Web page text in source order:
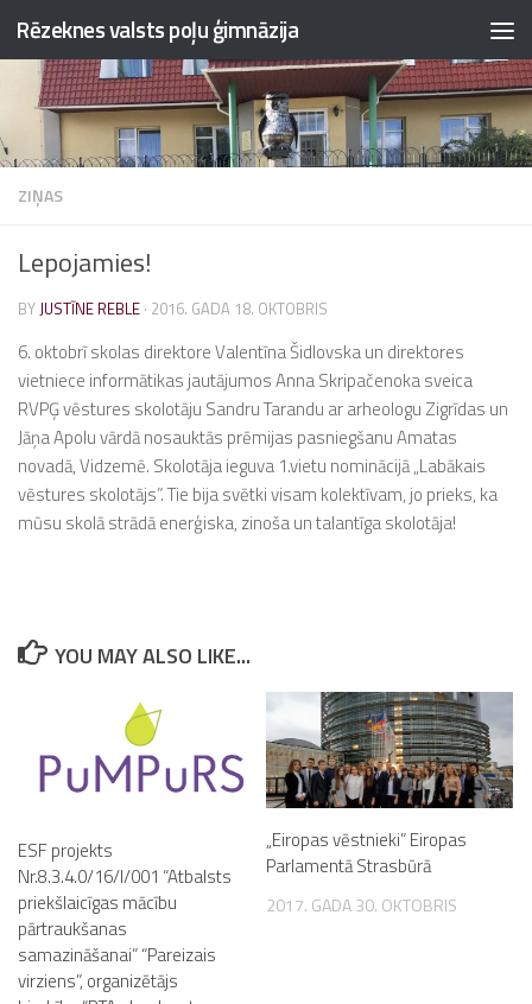
Skip to content
Rēzeknes valsts poļu ģimnāzija
ZIŅAS
Lepojamies!
BYJUSTĪNE REBLE · 2016. GADA 18. OKTOBRIS
6. oktobrī skolas direktore Valentīna Šidlovska un direktores
vietniece informātikas jautājumos Anna Skripačenoka sveica
RVPĢ vēstures skolotāju Sandru Tarandu ar arheologu Zigrīdas un
Jāņa Apolu vārdā nosauktās prēmijas pasniegšanu Amatas
novadā, Vidzemē. Skolotāja ieguva 1.vietu nominācijā „Labākais
vēstures skolotājs”. Tie bija svētki visam kolektīvam, jo prieks, ka
mūsu skolā strādā enerģiska, zinoša un talantīga skolotāja!
YOU MAY ALSO LIKE...
ESF projekts
Nr.8.3.4.0/16/I/001 “Atbalsts
priekšlaicīgas mācību
pārtraukšanas
samazināšanai” “Pareizais
virziens”, organizētājs
„Eiropas vēstnieki” Eiropas
Parlamentā Strasbūrā
2017. GADA 30. OKTOBRIS